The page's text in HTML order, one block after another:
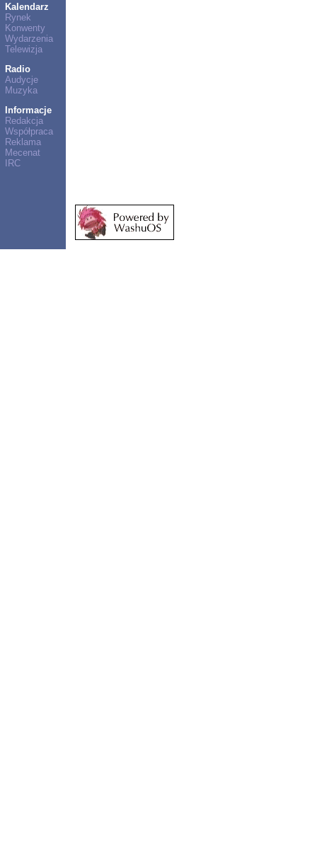
Kalendarz
Rynek
Konwenty
Wydarzenia
Telewizja
Radio
Audycje
Muzyka
Informacje
Redakcja
Współpraca
Reklama
Mecenat
IRC